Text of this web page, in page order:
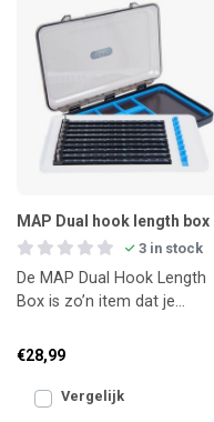
MAP Dual hook length box
3 in stock
De MAP Dual Hook Length
Box is zo’n item dat je
hebben aan de waterkant.
€28,99
Vergelijk